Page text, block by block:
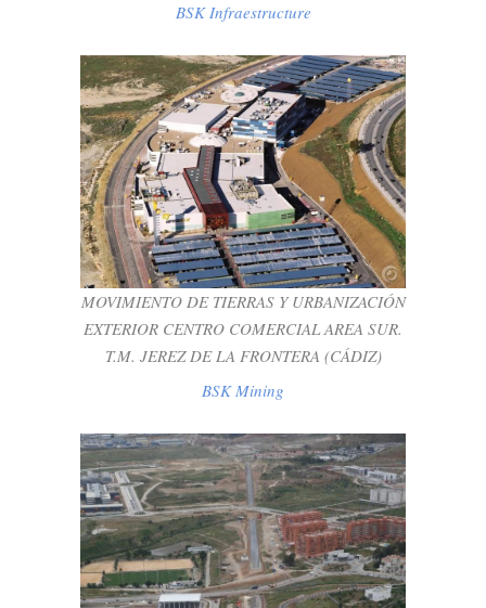
BSK Infraestructure
MOVIMIENTO DE TIERRAS Y
URBANIZACIÓN EXTERIOR CENTRO
COMERCIAL AREA SUR. T.M. JEREZ DE
LA FRONTERA (CÁDIZ)
BSK Mining
MOVIMIENTO DE TIERRAS Y URBANIZACIÓN
EXTERIOR CENTRO COMERCIAL AREA SUR.
T.M. JEREZ DE LA FRONTERA (CÁDIZ)
BSK Mining